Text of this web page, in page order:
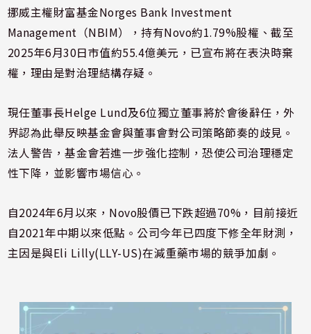
挪威主權財富基金Norges Bank Investment
Management（NBIM），持有Novo約1.79%股權、截至
2025年6月30日市值約55.4億美元，已宣布將在表決時棄
權，理由是對治理結構存疑。
現任董事長Helge Lund及6位獨立董事將於會後辭任，外
界認為此舉反映基金會與董事會對公司策略節奏的歧見。
法人警告，基金會若進一步強化控制，恐使公司治理穩定
性下降，並影響市場信心。
自2024年6月以來，Novo股價已下跌超過70%，目前接近
自2021年中期以來低點。公司今年已四度下修全年財測，
主因是與Eli Lilly(LLY-US)在減重藥市場的競爭加劇。